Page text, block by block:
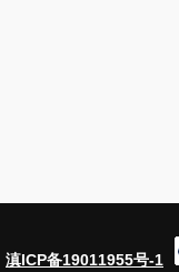
创新潜质的学生个
作等方式提高科学
滇ICP备19011955号-1